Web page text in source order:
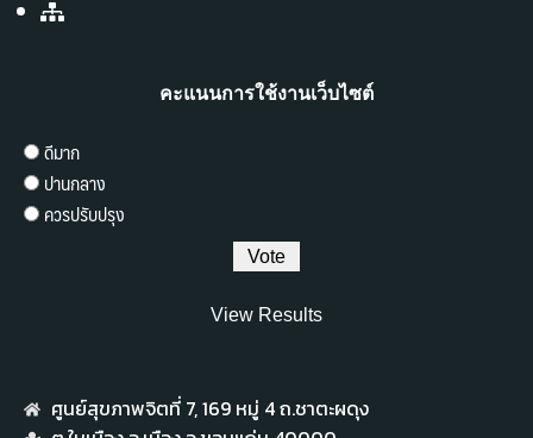
คะแนนการใช้งานเว็บไซต์
ดีมาก
ปานกลาง
ควรปรับปรุง
View Results
ศูนย์สุขภาพจิตที่ 7,​ 169 หมู่ 4 ถ.ชาตะผดุง